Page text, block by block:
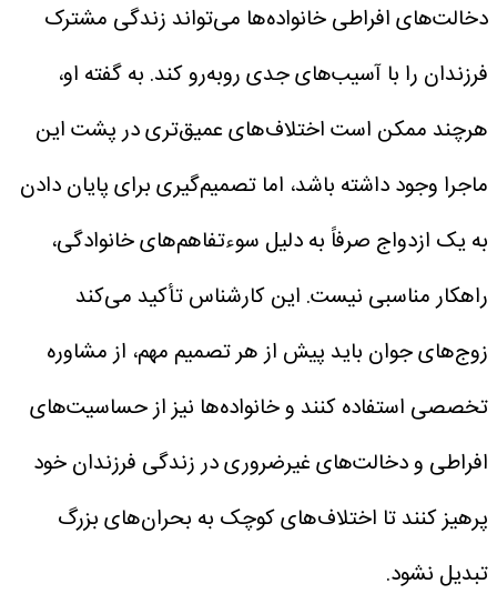
دخالت‌های افراطی خانواده‌ها می‌تواند زندگی مشترک
فرزندان را با آسیب‌های جدی روبه‌رو کند. به گفته او،
هرچند ممکن است اختلاف‌های عمیق‌تری در پشت این
ماجرا وجود داشته باشد، اما تصمیم‌گیری برای پایان دادن
به یک ازدواج صرفاً به دلیل سوءتفاهم‌های خانوادگی،
راهکار مناسبی نیست. این کارشناس تأکید می‌کند
زوج‌های جوان باید پیش از هر تصمیم مهم، از مشاوره
تخصصی استفاده کنند و خانواده‌ها نیز از حساسیت‌های
افراطی و دخالت‌های غیرضروری در زندگی فرزندان خود
پرهیز کنند تا اختلاف‌های کوچک به بحران‌های بزرگ
تبدیل نشود.